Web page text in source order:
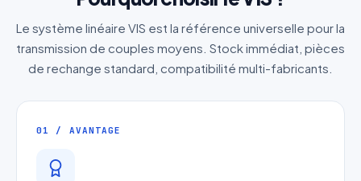
Le système linéaire VIS est la référence universelle pour la
transmission de couples moyens. Stock immédiat, pièces
de rechange standard, compatibilité multi-fabricants.
01 / AVANTAGE